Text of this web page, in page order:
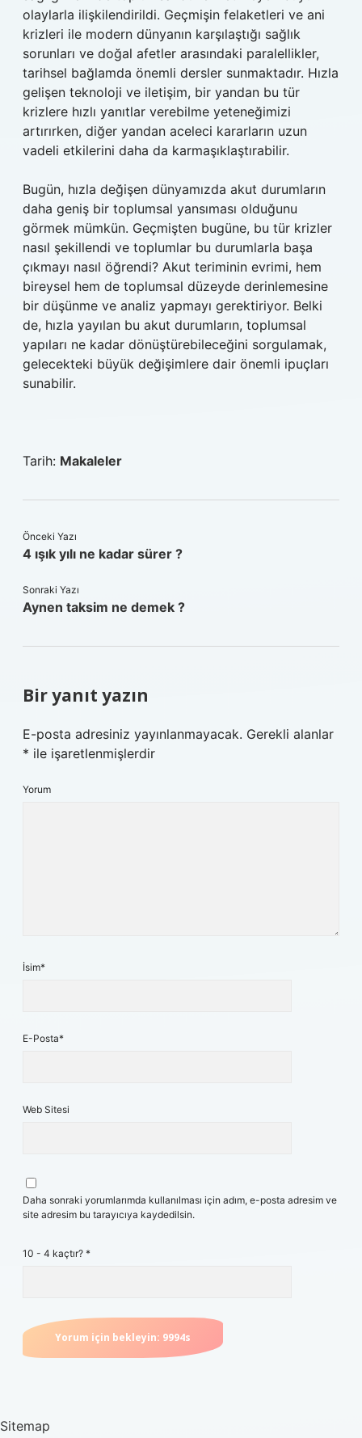
olaylarla ilişkilendirildi. Geçmişin felaketleri ve ani
krizleri ile modern dünyanın karşılaştığı sağlık
sorunları ve doğal afetler arasındaki paralellikler,
tarihsel bağlamda önemli dersler sunmaktadır. Hızla
gelişen teknoloji ve iletişim, bir yandan bu tür
krizlere hızlı yanıtlar verebilme yeteneğimizi
artırırken, diğer yandan aceleci kararların uzun
vadeli etkilerini daha da karmaşıklaştırabilir.
Bugün, hızla değişen dünyamızda akut durumların
daha geniş bir toplumsal yansıması olduğunu
görmek mümkün. Geçmişten bugüne, bu tür krizler
nasıl şekillendi ve toplumlar bu durumlarla başa
çıkmayı nasıl öğrendi? Akut teriminin evrimi, hem
bireysel hem de toplumsal düzeyde derinlemesine
bir düşünme ve analiz yapmayı gerektiriyor. Belki
de, hızla yayılan bu akut durumların, toplumsal
yapıları ne kadar dönüştürebileceğini sorgulamak,
gelecekteki büyük değişimlere dair önemli ipuçları
sunabilir.
Tarih: Makaleler
Önceki Yazı
4 ışık yılı ne kadar sürer ?
Sonraki Yazı
Aynen taksim ne demek ?
Bir yanıt yazın
E-posta adresiniz yayınlanmayacak. Gerekli alanlar
* ile işaretlenmişlerdir
Yorum
İsim*
E-Posta*
Web Sitesi
Daha sonraki yorumlarımda kullanılması için adım, e-posta adresim ve
site adresim bu tarayıcıya kaydedilsin.
10 - 4 kaçtır? *
Sitemap